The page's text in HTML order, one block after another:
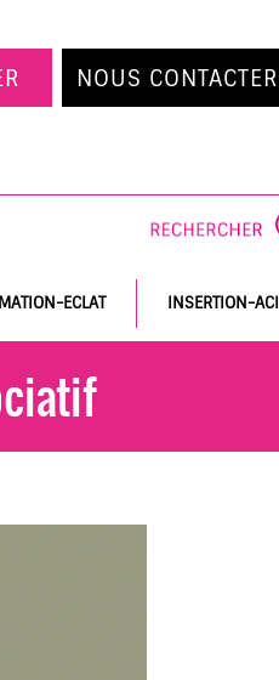
NOUS CONTACTER
ECLAT INSERTION-ACI